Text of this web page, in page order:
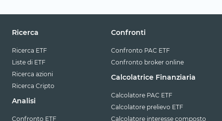
Ricerca
Ricerca ETF
Liste di ETF
Ricerca azioni
Ricerca Cripto
Analisi
Confronto ETF
Confronti
Confronto PAC ETF
Confronto broker online
Calcolatrice Finanziaria
Calcolatore PAC ETF
Calcolatore prelievo ETF
Calcolatore interesse composto